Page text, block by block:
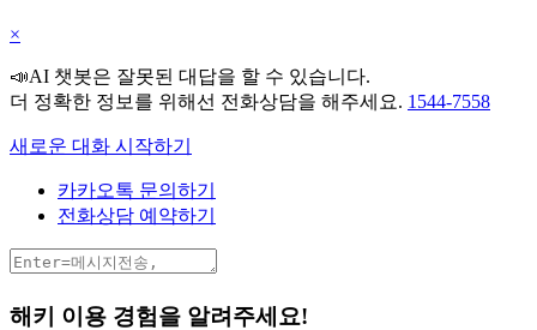
×
📣AI 챗봇은 잘못된 대답을 할 수 있습니다.
더 정확한 정보를 위해선 전화상담을 해주세요. 1544-7558
새로운 대화 시작하기
카카오톡 문의하기
전화상담 예약하기
해키 이용 경험을 알려주세요!